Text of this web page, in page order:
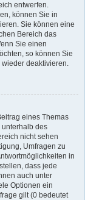
entwerfen.
können Sie in
Sie können eine
Bereich das
Sie einen
so können Sie
wieder deaktivieren.
eines Themas
unterhalb des
nicht sehen
Umfragen zu
in
dass jede
auch unter
Optionen ein
gilt (0 bedeutet